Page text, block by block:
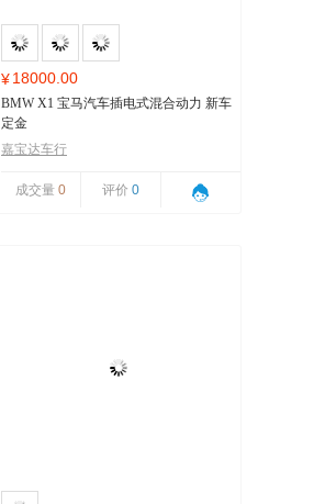
¥18000.00
BMW X1 宝马汽车插电式混合动力 新车
定金
嘉宝达车行
成交量 0 评价 0